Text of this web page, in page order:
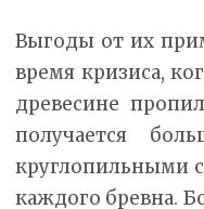
Выгоды от их
время кризиса,
древесине
получается
круглопильными
каждого бревна.